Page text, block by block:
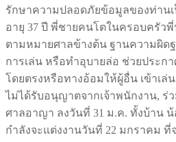
รักษาความปลอดภัยข้อมูลของท่าน
อายุ 37 ปี พี่ชายคนโตในครอบครัวพี่
ตามหมายศาลข้างต้น ฐานความผิด
การเล่น หรือทำอุบายล่อ ช่วยประ
โดยตรงหรือทางอ้อมให้ผู้อื่น เข้าเล่
ไม่ได้รับอนุญาตจากเจ้าพนักงาน, ร่
ศาลอาญา ลงวันที่ 31 ม.ค. ทั้งบ้าน
กำลังจะแต่งงานวันที่ 22 มกราคม ที่